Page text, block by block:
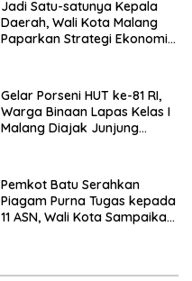
Jadi Satu-satunya Kepala
Daerah, Wali Kota Malang
Paparkan Strategi Ekonomi
Gelar Porseni HUT ke-81 RI,
Warga Binaan Lapas Kelas I
Malang Diajak Junjung
Pemkot Batu Serahkan
Piagam Purna Tugas kepada
11 ASN, Wali Kota Sampaikan